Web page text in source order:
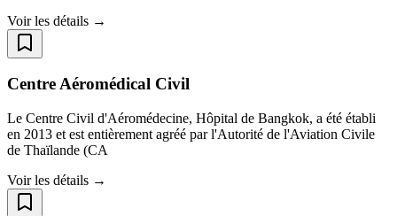
Voir les détails →
Centre Aéromédical Civil
Le Centre Civil d'Aéromédecine, Hôpital de Bangkok, a été établi
en 2013 et est entièrement agréé par l'Autorité de l'Aviation Civile
de Thaïlande (CA
Voir les détails →